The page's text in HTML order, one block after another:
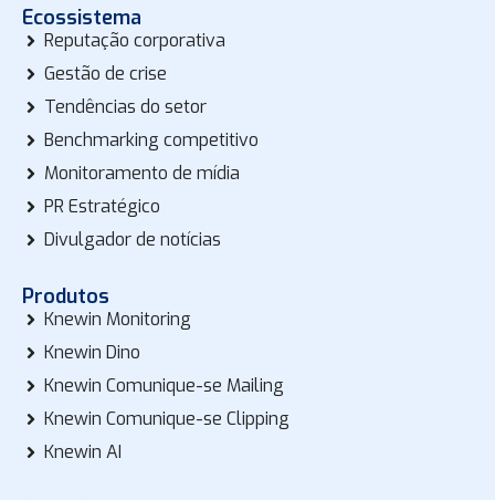
Ecossistema
Reputação corporativa
Gestão de crise
Tendências do setor
Benchmarking competitivo
Monitoramento de mídia
PR Estratégico
Divulgador de notícias
Produtos
Knewin Monitoring
Knewin Dino
Knewin Comunique-se Mailing
Knewin Comunique-se Clipping
Knewin AI